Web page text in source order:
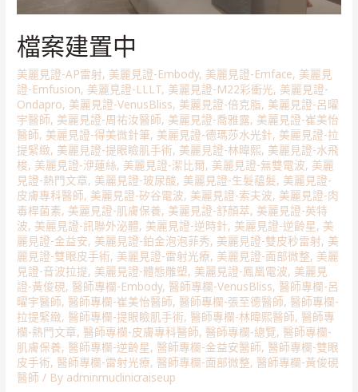
檔案建置中
美麗見證-AP雷射, 美麗見證-Embody, 美麗見證-Emface, 美麗見
證-Emfusion, 美麗見證-LLLT, 美麗見證-M22彩衝光, 美麗見證-
Ondapro, 美麗見證-VenusBliss, 美麗見證-倍克脂, 美麗見證-呂曜
宇醫師, 美麗見證-周祐汝醫師, 美麗見證-喬雅露, 美麗見證-崔美怡
醫師, 美麗見證-得美微針筆, 美麗見證-德瑪莎水光針, 美麗見證-拉
提緊緻, 美麗見證-提眼瞼肌手術, 美麗見證-林暐熙, 美麗見證-水飛
梭, 美麗見證-洢蓮絲, 美麗見證-潔比爾, 美麗見證-無雙電波, 美麗
見證-熱門文章, 美麗見證-玻尿酸, 美麗見證-生髮蘊髮, 美麗見證-
皮膚專科醫師, 美麗見證-矽谷電波, 美麗見證-索夫波, 美麗見證-肉
毒桿菌素, 美麗見證-肌膚保養, 美麗見證-舒顏萃, 美麗見證-英特
波, 美麗見證-訊聯外泌體, 美麗見證-逆時針, 美麗見證-逆齡星, 美
麗見證-金益安, 美麗見證-鉑金泡泡菲秀, 美麗見證-雙皮秒雷射, 美
麗見證-雙眼皮手術, 美麗見證-雷射光療, 美麗見證-面部微整, 美麗
見證-音波拉提, 美麗見證-體態雕塑, 美麗見證-鳳凰電波, 美麗見
證-黃俊硯, 醫師專欄-Embody, 醫師專欄-VenusBliss, 醫師專欄-呂
曜宇醫師, 醫師專欄-崔美怡醫師, 醫師專欄-張至德醫師, 醫師專欄-
拉提緊緻, 醫師專欄-提眼瞼肌手術, 醫師專欄-林暐熙醫師, 醫師專
欄-熱門文章, 醫師專欄-皮膚專科醫師, 醫師專欄-總覽, 醫師專欄-
肌膚保養, 醫師專欄-逆齡星, 醫師專欄-金益安醫師, 醫師專欄-雙眼
皮手術, 醫師專欄-雷射光療, 醫師專欄-面部微整, 醫師專欄-黃俊硯
醫師 / By adminmuclinicraiseup